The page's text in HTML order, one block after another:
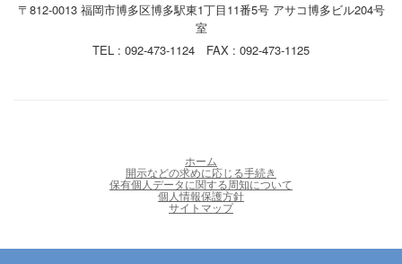
〒812-0013 福岡市博多区博多駅東1丁目11番5号 アサコ博多ビル204号
室
TEL : 092-473-1124 FAX : 092-473-1125
ホーム
開示などの求めに応じる手続き
保有個人データに関する周知について
個人情報保護方針
サイトマップ